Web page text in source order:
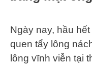
Ngày nay, hầu
quen tẩy lông
lông vĩnh viễn tại